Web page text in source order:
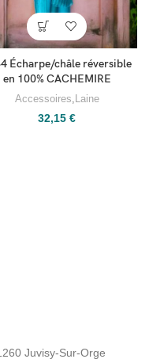
Écharpe/châle réversible
en 100% CACHEMIRE
Accessoires Laine
32,15 €
Juvisy-Sur-Orge